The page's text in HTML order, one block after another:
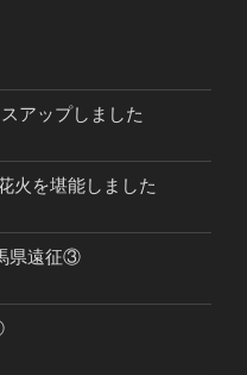
アップしました
火を堪能しました
県遠征③